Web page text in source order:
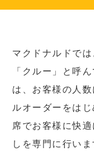
マクドナルドで
「クルー」と呼
は、お客様の人
ルオーダーをは
席でお客様に快
しを専門に行い